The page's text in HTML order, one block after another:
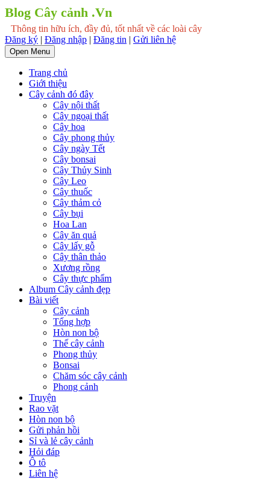
Blog Cây cảnh .Vn
Thông tin hữu ích, đầy đủ, tốt nhất về các loài cây
Đăng ký | Đăng nhập | Đăng tin | Gửi liên hệ
Open Menu
Trang chủ
Giới thiệu
Cây cảnh đó đây
Cây nội thất
Cây ngoại thất
Cây hoa
Cây phong thủy
Cây ngày Tết
Cây bonsai
Cây Thủy Sinh
Cây Leo
Cây thuốc
Cây thảm cỏ
Cây bụi
Hoa Lan
Cây ăn quả
Cây lấy gỗ
Cây thân thảo
Xương rồng
Cây thực phẩm
Album Cây cảnh đẹp
Bài viết
Cây cảnh
Tổng hợp
Hòn non bộ
Thế cây cảnh
Phong thủy
Bonsai
Chăm sóc cây cảnh
Phong cảnh
Truyện
Rao vặt
Hòn non bộ
Gửi phản hồi
Sỉ và lẻ cây cảnh
Hỏi đáp
Ô tô
Liên hệ